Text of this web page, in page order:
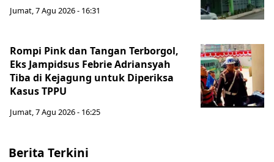
Jumat, 7 Agu 2026 - 16:31
Rompi Pink dan Tangan Terborgol,
Eks Jampidsus Febrie Adriansyah
Tiba di Kejagung untuk Diperiksa
Kasus TPPU
Jumat, 7 Agu 2026 - 16:25
Berita Terkini